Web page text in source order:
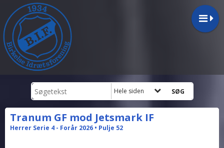
Hele siden
Tranum GF mod Jetsmark IF
Herrer Serie 4 - Forår 2026 • Pulje 52